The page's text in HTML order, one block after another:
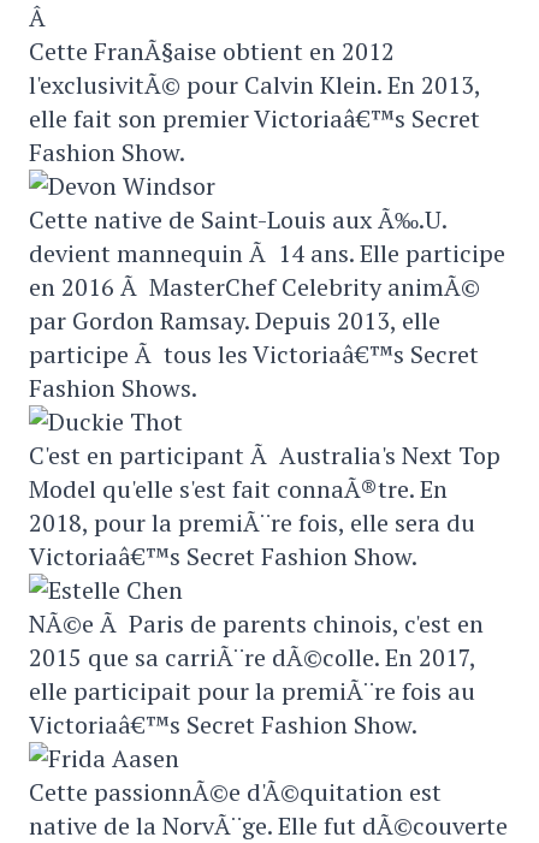
Â
Cette FranÃ§aise obtient en 2012
l'exclusivitÃ© pour Calvin Klein. En 2013,
elle fait son premier Victoriaâ€™s Secret
Fashion Show.
Cette native de Saint-Louis aux Ã‰.U.
devient mannequin Ã 14 ans. Elle participe
en 2016 Ã MasterChef Celebrity animÃ©
par Gordon Ramsay. Depuis 2013, elle
participe Ã tous les Victoriaâ€™s Secret
Fashion Shows.
C'est en participant Ã Australia's Next Top
Model qu'elle s'est fait connaÃ®tre. En
2018, pour la premiÃ¨re fois, elle sera du
Victoriaâ€™s Secret Fashion Show.
NÃ©e Ã Paris de parents chinois, c'est en
2015 que sa carriÃ¨re dÃ©colle. En 2017,
elle participait pour la premiÃ¨re fois au
Victoriaâ€™s Secret Fashion Show.
Cette passionnÃ©e d'Ã©quitation est
native de la NorvÃ¨ge. Elle fut dÃ©couverte